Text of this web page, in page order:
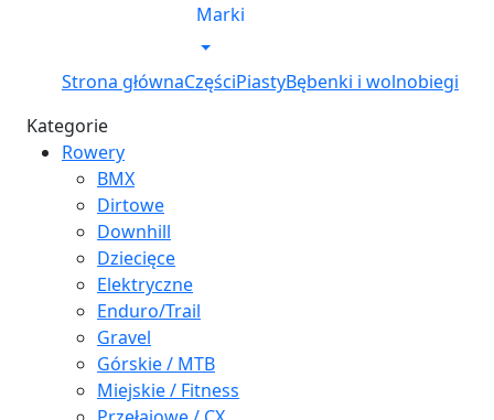
Marki
Strona głównaCzęściPiastyBębenki i wolnobiegi
Kategorie
Rowery
BMX
Dirtowe
Downhill
Dziecięce
Elektryczne
Enduro/Trail
Gravel
Górskie / MTB
Miejskie / Fitness